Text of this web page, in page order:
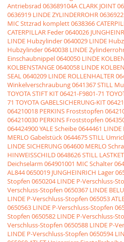
Antriebsrad 063689104A CLARK JOINT
0636919 LINDE ZYLINDERROHR
MIC Sttzrad komplett0638366
CATERPILLAR Feder0640026
LINDE Hubzylinder0640029 LINDE
Hubzylinder0640038 LINDE
Einschaubnippel0640050 LINDE
KOLBENSTANGE0640058 LINDE
SEAL0640209 LINDE ROLLENHALTER
Winkelverschraubung0641367 STILL
TOYOTA STIFT KIT06421-F9801-71
71 TOYOTA GABELSICHERUNG-KIT
064210018 PERKINS Froststopfen
064210030 PERKINS Froststopfen
064424900 YALE Scheibe0644461 LINDE
MERLO Gabelstück0644675 STILL
LINDE SICHERUNG064600 MERLO
HINWEISSCHILD0648626 STILL
Deichselarm 064901001 MIC Schalter
AL8440650019 JUNGHEINRICH Lager
Stopfen 0650204 LINDE P-Verschluss-
Verschluss-Stopfen 0650367 LINDE
LINDE P-Verschluss-Stopfen 065053
0650563 LINDE P-Verschluss-Stopfen
Stopfen 0650582 LINDE P-Verschluss-
Verschluss-Stopfen 0650588 LINDE P-
LINDE P-Verschluss-Stopfen 0650594